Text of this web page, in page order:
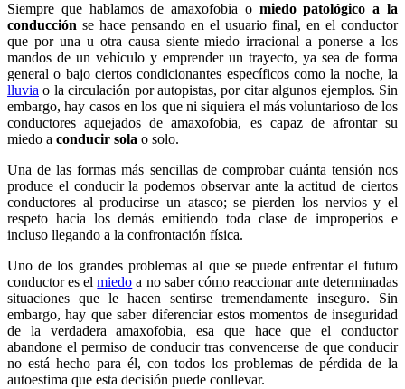
Siempre que hablamos de amaxofobia o miedo patológico a la
conducción se hace pensando en el usuario final, en el conductor
que por una u otra causa siente miedo irracional a ponerse a los
mandos de un vehículo y emprender un trayecto, ya sea de forma
general o bajo ciertos condicionantes específicos como la noche, la
lluvia o la circulación por autopistas, por citar algunos ejemplos. Sin
embargo, hay casos en los que ni siquiera el más voluntarioso de los
conductores aquejados de amaxofobia, es capaz de afrontar su
miedo a conducir sola o solo.
Una de las formas más sencillas de comprobar cuánta tensión nos
produce el conducir la podemos observar ante la actitud de ciertos
conductores al producirse un atasco; se pierden los nervios y el
respeto hacia los demás emitiendo toda clase de improperios e
incluso llegando a la confrontación física.
Uno de los grandes problemas al que se puede enfrentar el futuro
conductor es elmiedo a no saber cómo reaccionar ante determinadas
situaciones que le hacen sentirse tremendamente inseguro. Sin
embargo, hay que saber diferenciar estos momentos de inseguridad
de la verdadera amaxofobia, esa que hace que el conductor
abandone el permiso de conducir tras convencerse de que conducir
no está hecho para él, con todos los problemas de pérdida de la
autoestima que esta decisión puede conllevar.